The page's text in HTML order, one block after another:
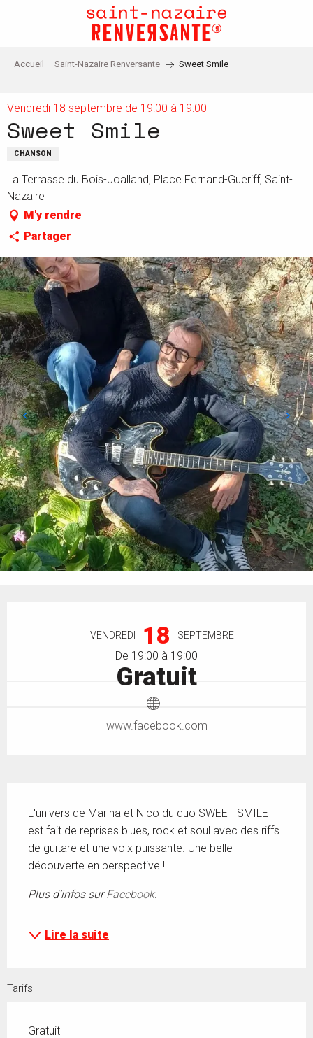
principal
Accueil – Saint-Nazaire Renversante Sweet Smile
Vendredi 18 septembre de 19:00 à 19:00
Sweet Smile
CHANSON
La Terrasse du Bois-Joalland, Place Fernand-Gueriff, Saint-
Nazaire
M'y rendre
Partager
VENDREDI 18 SEPTEMBRE
De 19:00 à 19:00
Gratuit
www.facebook.com
L'univers de Marina et Nico du duo SWEET SMILE
est fait de reprises blues, rock et soul avec des riffs
de guitare et une voix puissante. Une belle
découverte en perspective !
Plus d’infos sur Facebook.
Lire la suite
Tarifs
Gratuit